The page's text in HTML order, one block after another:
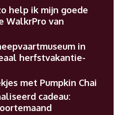
help ik mijn goede
WalkrPro van
in
herfstvakantie-
met Pumpkin Chai
cadeau: